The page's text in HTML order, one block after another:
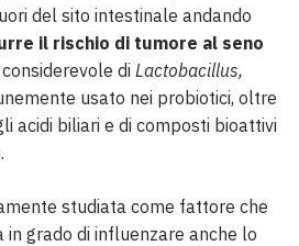
del sito intestinale andando
il rischio di tumore al seno
di Lactobacillus,
usato nei probiotici, oltre
acidi biliari e di composti bioattivi
studiata come fattore che
in grado di influenzare anche lo